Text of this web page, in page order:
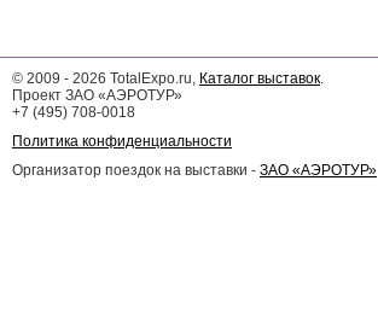
© 2009 - 2026 TotalExpo.ru, Каталог выставок.
Проект ЗАО «АЭРОТУР»
+7 (495) 708-0018
Политика конфиденциальности
Организатор поездок на выставки - ЗАО «АЭРОТУР»